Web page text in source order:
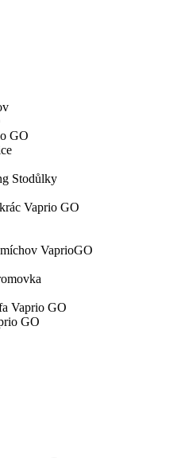
GO
Stodůlky
Vaprio GO
VaprioGO
Vaprio GO
GO